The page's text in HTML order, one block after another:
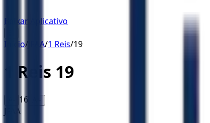
Baixar Aplicativo
Início/ JFAA/1 Reis/19
1 Reis 19
16 A+
JFAA